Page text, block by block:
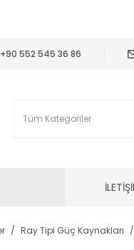
+90 552 545 36 86
Ray Tipi Güç Kaynakları